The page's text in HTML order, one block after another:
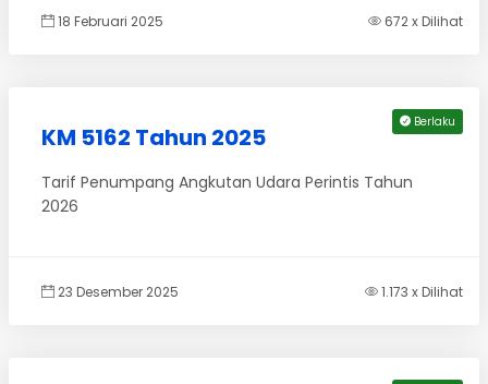
18 Februari 2025 672 x Dilihat
Berlaku
KM 5162 Tahun 2025
Tarif Penumpang Angkutan Udara Perintis Tahun
2026
23 Desember 2025 1.173 x Dilihat